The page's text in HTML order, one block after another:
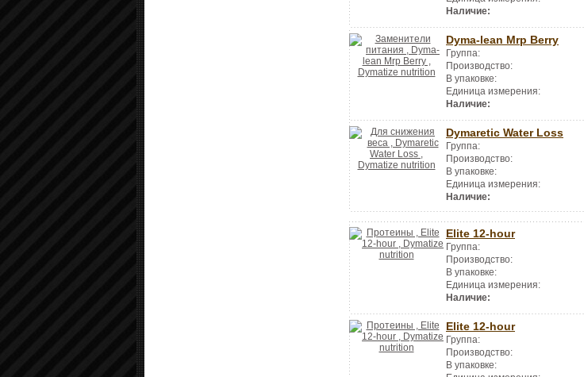
Наличие:
Dyma-lean Mrp Berry
Группа:
Производство:
В упаковке:
Единица измерения:
Наличие:
Dymaretic Water Loss
Группа:
Производство:
В упаковке:
Единица измерения:
Наличие:
Elite 12-hour
Группа:
Производство:
В упаковке:
Единица измерения:
Наличие:
Elite 12-hour
Группа:
Производство:
В упаковке: